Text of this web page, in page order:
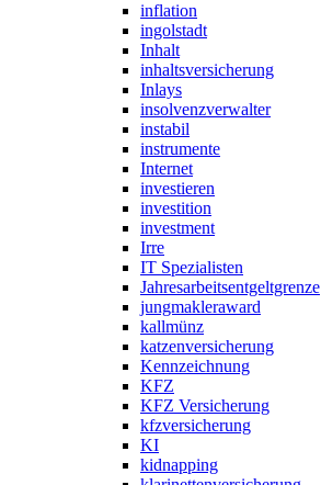
inflation
ingolstadt
Inhalt
inhaltsversicherung
Inlays
insolvenzverwalter
instabil
instrumente
Internet
investieren
investition
investment
Irre
IT Spezialisten
Jahresarbeitsentgeltgrenze
jungmakleraward
kallmünz
katzenversicherung
Kennzeichnung
KFZ
KFZ Versicherung
kfzversicherung
KI
kidnapping